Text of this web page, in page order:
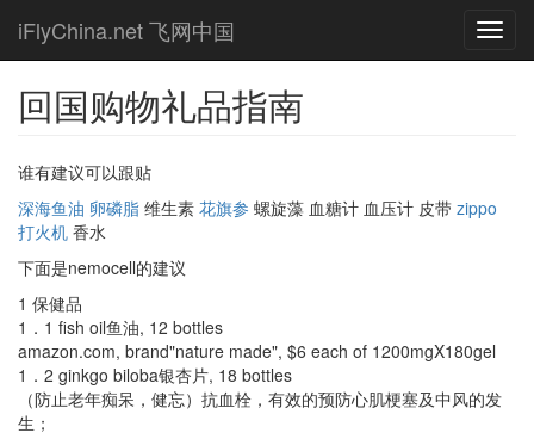
main
iFlyChina.net 飞网中国
回国购物礼品指南
谁有建议可以跟贴
深海鱼油 卵磷脂 维生素 花旗参 螺旋藻 血糖计 血压计 皮带 zippo
打火机 香水
下面是nemocell的建议
1 保健品
1．1 fish oil鱼油, 12 bottles
amazon.com, brand"nature made", $6 each of 1200mgX180gel
1．2 ginkgo biloba银杏片, 18 bottles
（防止老年痴呆，健忘）抗血栓，有效的预防心肌梗塞及中风的发
生；